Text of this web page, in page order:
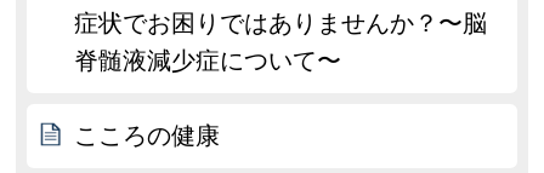
症状でお困りではありませんか？〜脳
脊髄液減少症について〜
こころの健康